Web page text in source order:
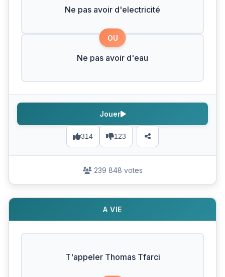
Ne pas avoir d'electricité
OU
Ne pas avoir d'eau
314 123
Jouer
239 848 votes
A VIE
T'appeler Thomas Tfarci